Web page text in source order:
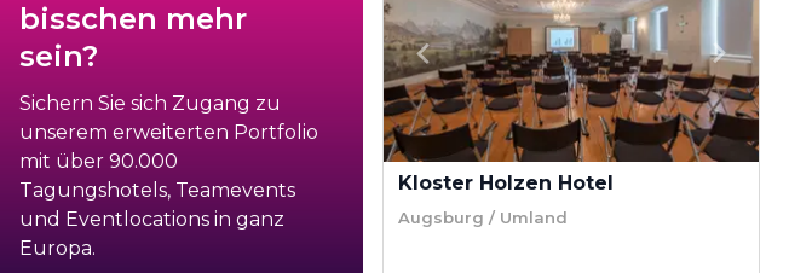
bisschen mehr
sein?
Sichern Sie sich Zugang zu
unserem erweiterten Portfolio
mit über 90.000
Tagungshotels, Teamevents
und Eventlocations in ganz
Europa.
Kloster Holzen Hotel
Augsburg / Umland